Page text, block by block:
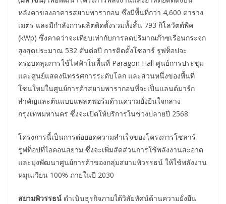
หลังคาของอาคารสยามพารากอน ซึ่งมีพื้นที่กว่า 4,600 ตาราง
เมตร และมีกำลังการผลิตติดตั้งรวมทั้งสิ้น 793 กิโลวัตต์พีค
(kWp) ซึ่งคาดว่าจะเทียบเท่ากับการลดปริมาณก๊าซเรือนกระจก
สูงสุดประมาณ 532 ตันต่อปี การติดตั้งโซลาร์ รูฟท็อปจะ
ครอบคลุมการใช้ไฟฟ้าในพื้นที่ Paragon Hall ศูนย์การประชุม
และศูนย์แสดงนิทรรศการระดับโลก และส่วนหนึ่งของพื้นที่
โซนใหม่ในศูนย์การค้าสยามพารากอนที่จะเป็นแลนด์มาร์ก
สำคัญและต้นแบบแพลตฟอร์มด้านความยั่งยืนใจกลาง
กรุงเทพมหานคร ซึ่งจะเปิดให้บริการในช่วงปลายปี 2568
โครงการนี้เป็นการต่อยอดความสำเร็จของโครงการโซลาร์
รูฟท็อปที่ไอคอนสยาม ซึ่งจะเพิ่มสัดส่วนการใช้พลังงานสะอาด
และมุ่งพัฒนาศูนย์การค้าของกลุ่มสยามพิวรรธน์ ให้ใช้พลังงาน
หมุนเวียน 100% ภายในปี 2030
สยามพิวรรธน์ ดำเนินธุรกิจภายใต้วิสัยทัศน์ด้านความยั่งยืน